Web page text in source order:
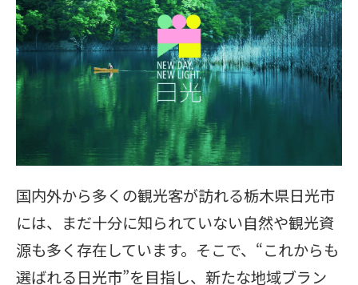
国内外から多くの観光客が訪れる栃木県日光市
には、まだ十分に知られていない自然や観光資
源も多く存在しています。そこで、“これからも
選ばれる日光市”を目指し、新たな地域ブラン